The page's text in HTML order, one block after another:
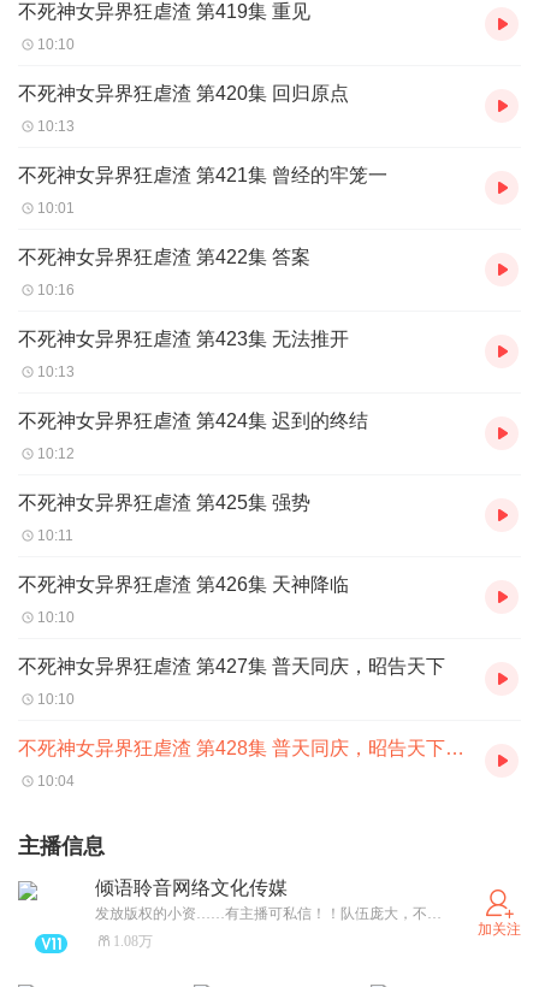
不死神女异界狂虐渣 第419集 重见
10:10
不死神女异界狂虐渣 第420集 回归原点
10:13
不死神女异界狂虐渣 第421集 曾经的牢笼一
10:01
不死神女异界狂虐渣 第422集 答案
10:16
不死神女异界狂虐渣 第423集 无法推开
10:13
不死神女异界狂虐渣 第424集 迟到的终结
10:12
不死神女异界狂虐渣 第425集 强势
10:11
不死神女异界狂虐渣 第426集 天神降临
10:10
不死神女异界狂虐渣 第427集 普天同庆，昭告天下
10:10
不死神女异界狂虐渣 第428集 普天同庆，昭告天下二（本书完）
10:04
主播信息
倾语聆音网络文化传媒
发放版权的小资……有主播可私信！！队伍庞大，不割韭菜
1.08万
加关注